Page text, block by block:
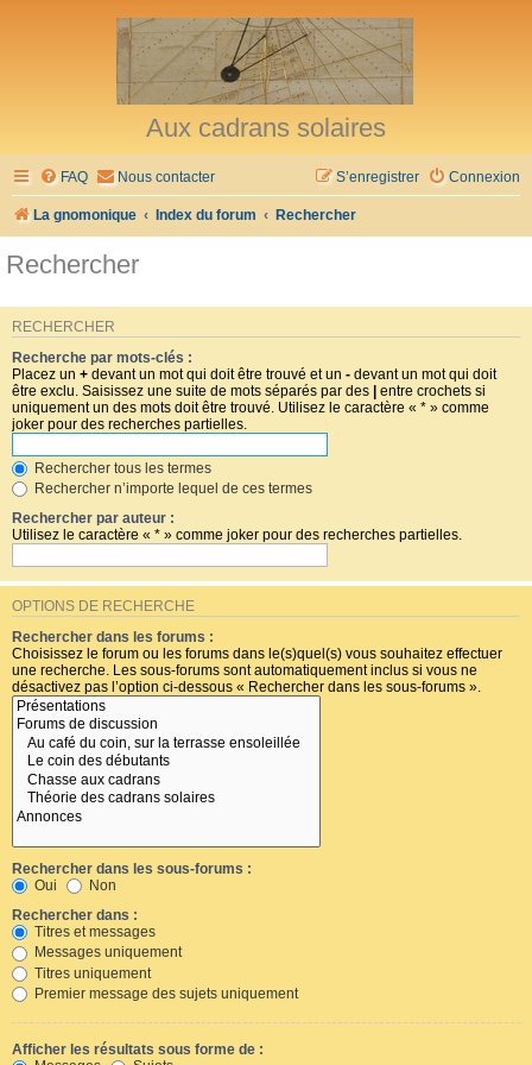
Aux cadrans solaires
FAQ Nous contacter Connexion
S’enregistrer
La gnomonique Index du forum Rechercher
Rechercher
RECHERCHER
Recherche par mots-clés :
Placez un + devant un mot qui doit être trouvé et un - devant un mot qui doit
être exclu. Saisissez une suite de mots séparés par des | entre crochets si
uniquement un des mots doit être trouvé. Utilisez le caractère « * » comme
joker pour des recherches partielles.
Rechercher tous les termes
Rechercher n’importe lequel de ces termes
Rechercher par auteur :
Utilisez le caractère « * » comme joker pour des recherches partielles.
OPTIONS DE RECHERCHE
Rechercher dans les forums :
Choisissez le forum ou les forums dans le(s)quel(s) vous souhaitez effectuer
une recherche. Les sous-forums sont automatiquement inclus si vous ne
désactivez pas l’option ci-dessous « Rechercher dans les sous-forums ».
Rechercher dans les sous-forums :
Oui
Non
Rechercher dans :
Titres et messages
Messages uniquement
Titres uniquement
Premier message des sujets uniquement
Afficher les résultats sous forme de :